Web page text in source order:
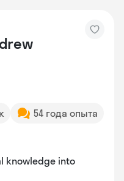
54 года опыта
knowledge into